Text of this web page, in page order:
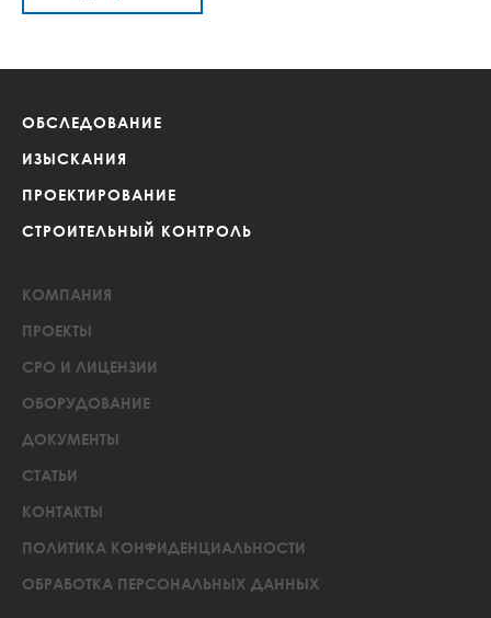
ОБСЛЕДОВАНИЕ
ИЗЫСКАНИЯ
ПРОЕКТИРОВАНИЕ
СТРОИТЕЛЬНЫЙ КОНТРОЛЬ
КОМПАНИЯ
ПРОЕКТЫ
СРО И ЛИЦЕНЗИИ
ОБОРУДОВАНИЕ
ДОКУМЕНТЫ
СТАТЬИ
КОНТАКТЫ
ПОЛИТИКА КОНФИДЕНЦИАЛЬНОСТИ
ОБРАБОТКА ПЕРСОНАЛЬНЫХ ДАННЫХ